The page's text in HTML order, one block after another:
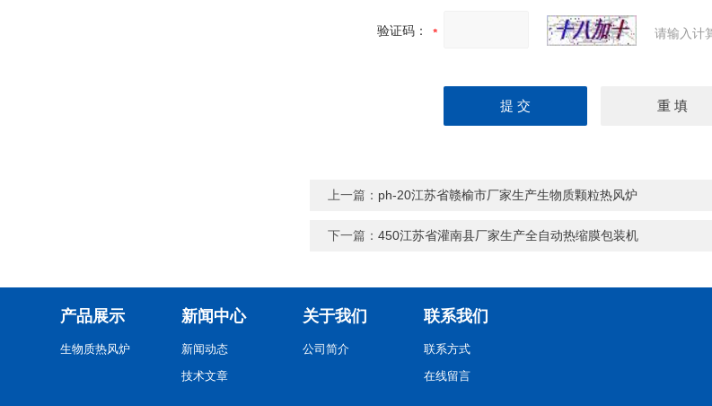
验证码： 请输入计
上一篇： ph-20江苏省赣榆市厂家生产生物质颗粒热风炉
下一篇：450江苏省灌南县厂家生产全自动热缩膜包装机
产品展示
生物质热风炉
新闻中心
新闻动态
技术文章
关于我们
公司简介
联系我们
联系方式
在线留言